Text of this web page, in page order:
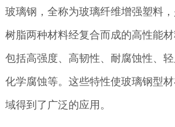
玻璃钢，全称为玻璃纤维增强塑料
树脂两种材料经复合而成的高性能
包括高强度、高韧性、耐腐蚀性、
化学腐蚀等。这些特性使玻璃钢型
域得到了广泛的应用。